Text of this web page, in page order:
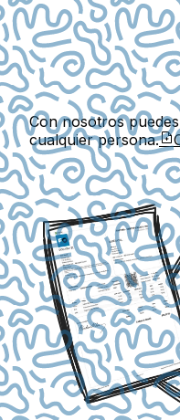
Con nosotros
cualquier persona.